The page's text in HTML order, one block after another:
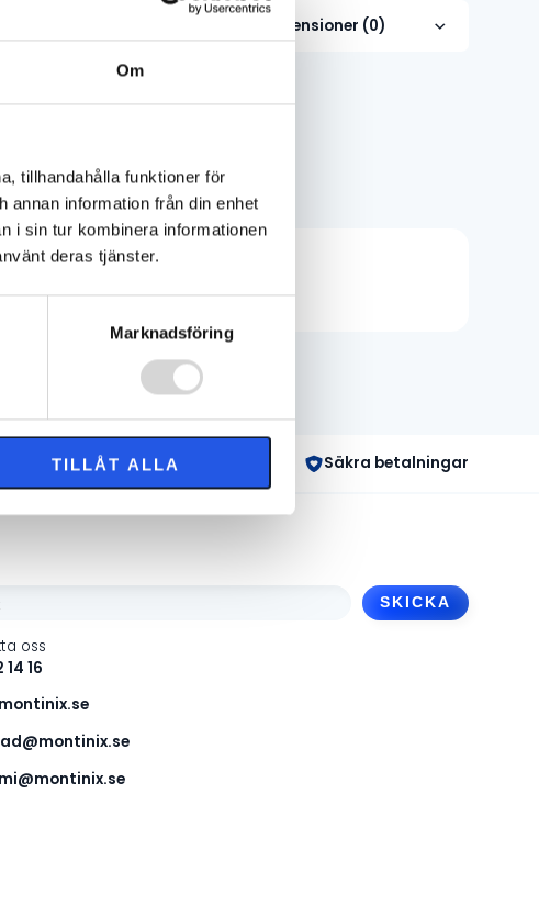
Om
tillhandahålla funktioner för
annan information från din enhet
i sin tur kombinera informationen
deras tjänster.
Marknadsföring
TILLÅT ALLA
Recensioner (0)
i 60 dagar Säkra betalningar
oss
16